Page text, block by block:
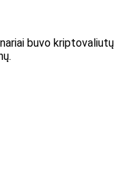
buvo kriptovaliutų